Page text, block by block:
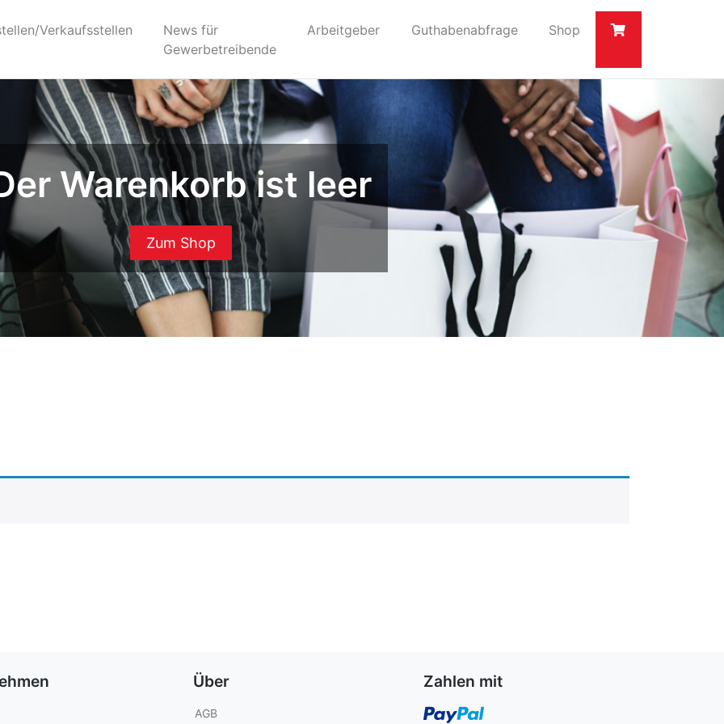
Verkaufsstellen
News für
Gewerbetreibende
Arbeitgeber Guthabenabfrage Shop
Warenkorb ist leer
Zum Shop
Über
AGB
Zahlen mit